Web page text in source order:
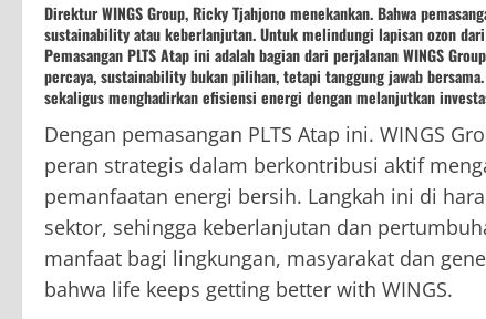
Direktur WINGS Group, Ricky Tjahjono menekankan. Bahwa
sustainability atau keberlanjutan. Untuk melindungi lapisan ozon
Pemasangan PLTS Atap ini adalah bagian dari perjalanan WINGS
percaya, sustainability bukan pilihan, tetapi tanggung jawab
sekaligus menghadirkan efisiensi energi dengan melanjutkan
Dengan pemasangan PLTS Atap ini. WINGS
peran strategis dalam berkontribusi aktif
pemanfaatan energi bersih. Langkah ini di
sektor, sehingga keberlanjutan dan
manfaat bagi lingkungan, masyarakat dan
bahwa life keeps getting better with WINGS.